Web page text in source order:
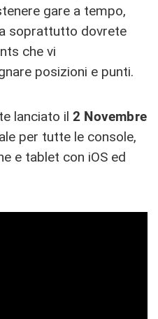
gare a tempo,
soprattutto dovrete
che vi
posizioni e punti.
lanciato il 2 Novembre
per tutte le console,
e tablet con iOS ed